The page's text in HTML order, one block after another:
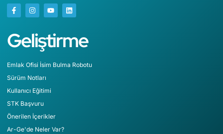
Geliştirme
Emlak Ofisi İsim Bulma Robotu
Sürüm Notları
Kullanıcı Eğitimi
STK Başvuru
Önerilen İçerikler
Ar-Ge'de Neler Var?